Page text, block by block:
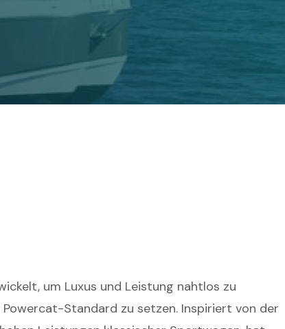
um Luxus und Leistung nahtlos zu
Powercat-Standard zu setzen. Inspiriert von der